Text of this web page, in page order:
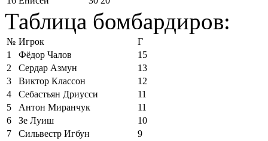
Таблица бомбардиров:
№ Игрок
Г
1
Фёдор Чалов
15
2
Сердар Азмун
13
3
Виктор Классон
12
4
Себастьян Дриусси
11
5
Антон Миранчук
11
6
Зе Луиш
10
7
Сильвестр Игбун
9